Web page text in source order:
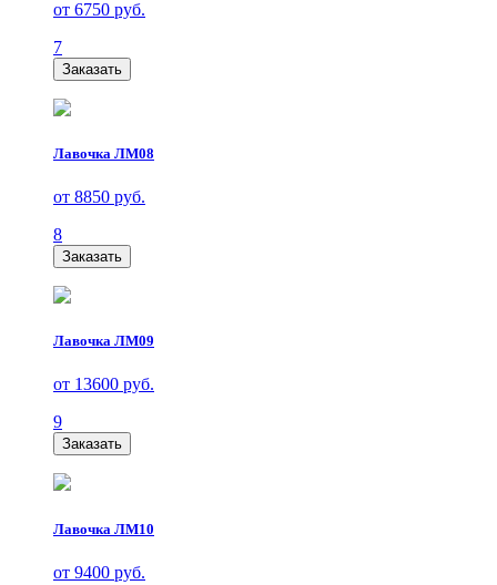
от 6750 руб.
7
Заказать
Лавочка ЛМ08
от 8850 руб.
8
Заказать
Лавочка ЛМ09
от 13600 руб.
9
Заказать
Лавочка ЛМ10
от 9400 руб.